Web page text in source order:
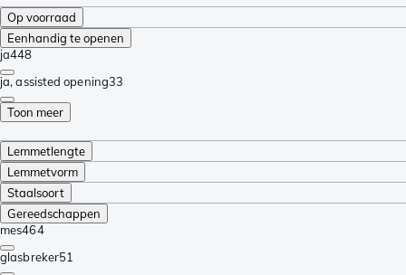
Op voorraad
Eenhandig te openen
ja448
ja, assisted opening33
Toon meer
Lemmetlengte
Lemmetvorm
Staalsoort
Gereedschappen
mes464
glasbreker51